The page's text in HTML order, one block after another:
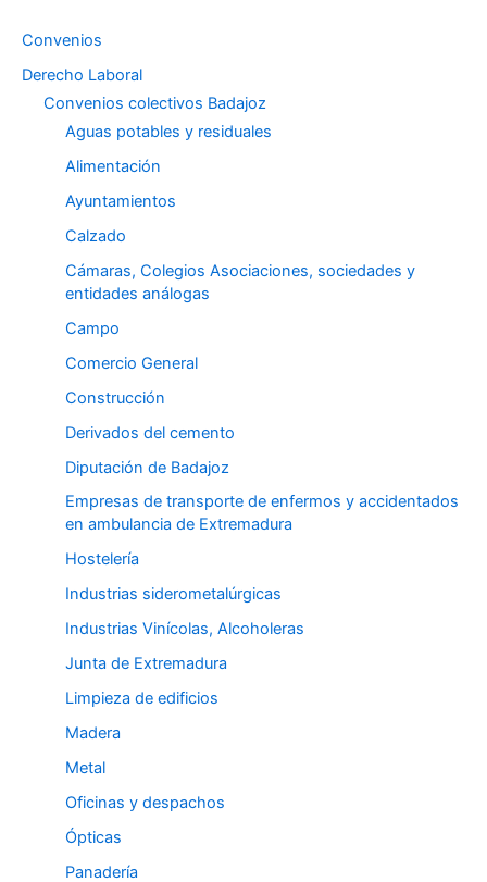
Convenios
Derecho Laboral
Convenios colectivos Badajoz
Aguas potables y residuales
Alimentación
Ayuntamientos
Calzado
Cámaras, Colegios Asociaciones, sociedades y
entidades análogas
Campo
Comercio General
Construcción
Derivados del cemento
Diputación de Badajoz
Empresas de transporte de enfermos y accidentados
en ambulancia de Extremadura
Hostelería
Industrias siderometalúrgicas
Industrias Vinícolas, Alcoholeras
Junta de Extremadura
Limpieza de edificios
Madera
Metal
Oficinas y despachos
Ópticas
Panadería